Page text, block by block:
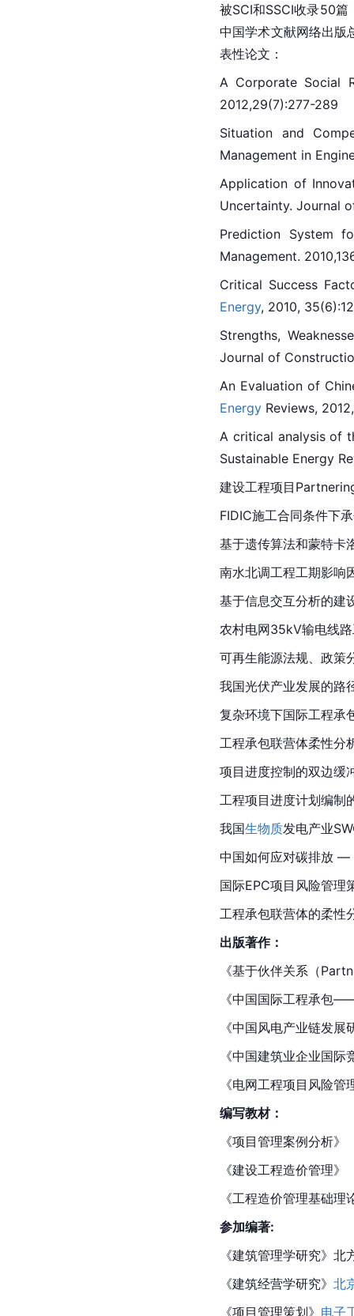
被SCI和SSCI收录50篇
中国学术文献网络出版
表性论文：
A Corporate Social
2012,29(7):277-289
Situation and
Management in
Application of
Uncertainty. Journal
Prediction System
Management.
Critical Success
Energy, 2010,
Strengths,
Journal of
An Evaluation of
Energy Reviews,
A critical analysis of
Sustainable Energy
建设工程项目
FIDIC施工合同条件下
基于遗传算法和蒙特卡
南水北调工程工期影
基于信息交互分析的建
农村电网35kV输电线
可再生能源法规、政策
我国光伏产业发展的路
复杂环境下国际工程承
工程承包联营体柔性分
项目进度控制的双边缓
工程项目进度计划编制
我国生物质发电产业
中国如何应对碳排放 —
国际EPC项目风险管理
工程承包联营体的柔
出版著作：
《基于伙伴关系（
《中国国际工程承包
《中国风电产业链发展
《中国建筑业企业国
《电网工程项目风险管
编写教材：
《项目管理案例分析
《建设工程造价管理
《工程造价管理基础理
参加编著:
《建筑管理学研究》
《建筑经营学研究》 北
《项目管理策划》 电子